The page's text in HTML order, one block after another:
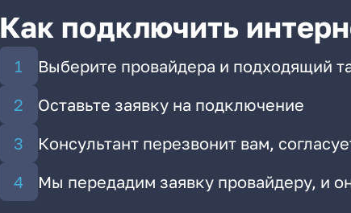
Как подключить
Выберите провайдера и подходящий
Оставьте заявку на подключение
Консультант перезвонит вам,
Мы передадим заявку провайдеру, и